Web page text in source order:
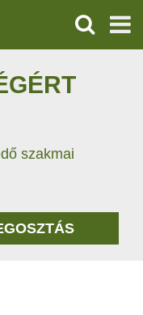
KERESÉS
A
szakmai